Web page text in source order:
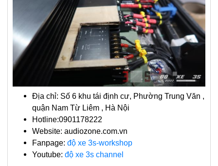
Địa chỉ: Số 6 khu tái định cư, Phường Trung Văn ,
quận Nam Từ Liêm , Hà Nội
Hotline:0901178222
Website: audiozone.com.vn
Fanpage: độ xe 3s-workshop
Youtube: độ xe 3s channel